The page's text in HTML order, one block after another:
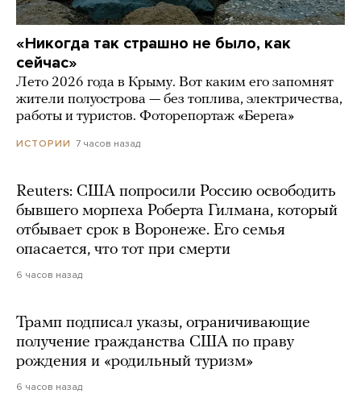
«Никогда так страшно не было, как
сейчас»
Лето 2026 года в Крыму. Вот каким его запомнят
жители полуострова — без топлива, электричества,
работы и туристов. Фоторепортаж «Берега»
ИСТОРИИ 7 часов назад
Reuters: США попросили Россию освободить
бывшего морпеха Роберта Гилмана, который
отбывает срок в Воронеже. Его семья
опасается, что тот при смерти
6 часов назад
Трамп подписал указы, ограничивающие
получение гражданства США по праву
рождения и «родильный туризм»
6 часов назад